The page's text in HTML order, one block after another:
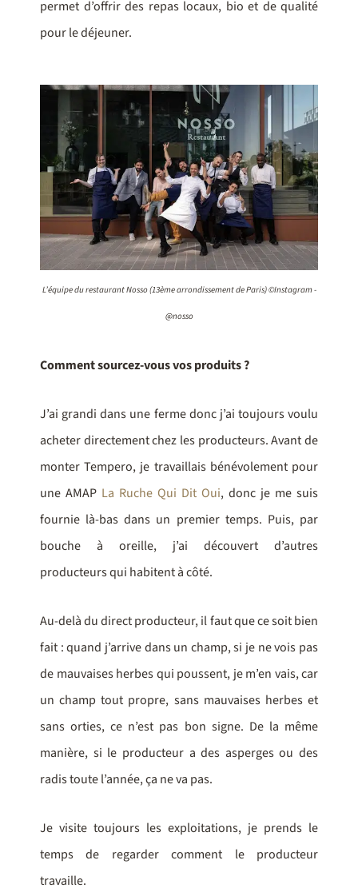
permet d’offrir des repas locaux, bio et de qualité
pour le déjeuner.
L’équipe du restaurant Nosso (13ème arrondissement de Paris) ©Instagram -
@nosso
Comment sourcez-vous vos produits ?
J’ai grandi dans une ferme donc j’ai toujours voulu
acheter directement chez les producteurs. Avant de
monter Tempero, je travaillais bénévolement pour
une AMAP La Ruche Qui Dit Oui, donc je me suis
fournie là-bas dans un premier temps. Puis, par
bouche à oreille, j’ai découvert d’autres
producteurs qui habitent à côté.
Au-delà du direct producteur, il faut que ce soit bien
fait : quand j’arrive dans un champ, si je ne vois pas
de mauvaises herbes qui poussent, je m’en vais, car
un champ tout propre, sans mauvaises herbes et
sans orties, ce n’est pas bon signe. De la même
manière, si le producteur a des asperges ou des
radis toute l’année, ça ne va pas.
Je visite toujours les exploitations, je prends le
temps de regarder comment le producteur
travaille.